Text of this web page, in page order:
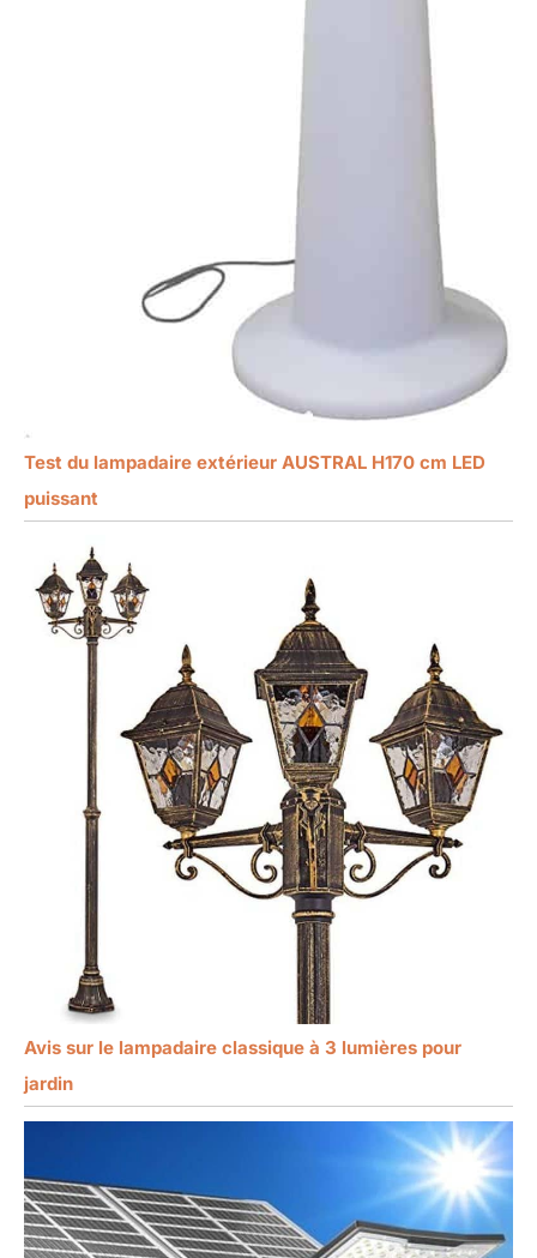
Test du lampadaire extérieur AUSTRAL H170 cm LED
puissant
Avis sur le lampadaire classique à 3 lumières pour
jardin